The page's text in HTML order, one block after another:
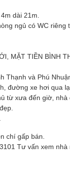
dài 21m.
ngủ có WC
MẶT TIỀN BÌNH
Thạnh và Phú
đường xe hơi qua
từ xưa đến giờ, nhà
chí gấp bán.
Tư vấn xem nhà